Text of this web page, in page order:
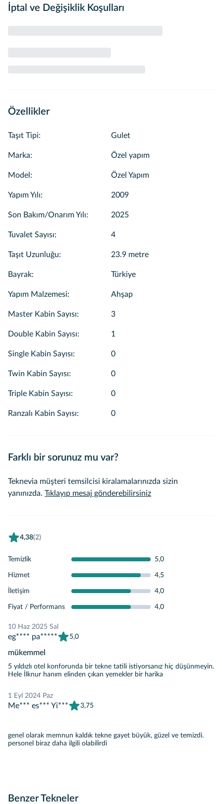
Kaptan, aşçı-gemici ve hostes olarak 3 personel
İptal ve Değişiklik Koşulları
Özellikler
Taşıt Tipi: Gulet
Marka: Özel yapım
Model : Özel Yapım
Yapım Yılı: 2009
Son Bakım/Onarım Yılı: 2025
Tuvalet Sayısı: 4
Taşıt Uzunluğu: 23.9 metre
Bayrak: Türkiye
Yapım Malzemesi: Ahşap
Master Kabin Sayısı: 3
Double Kabin Sayısı: 1
Single Kabin Sayısı: 0
Twin Kabin Sayısı: 0
Triple Kabin Sayısı: 0
Ranzalı Kabin Sayısı: 0
Farklı bir sorunuz mu var?
Teknevia müşteri temsilcisi kiralamalarınızda sizin
yanınızda. Tıklayıp mesaj gönderebilirsiniz
4,38(2)
Temizlik 5,0
Hizmet 4,5
İletişim 4,0
Fiyat / Performans 4,0
eg**** pa***** 5,0
10 Haz 2025 Sal
mükemmel
5 yıldızlı otel konforunda bir tekne tatili istiyorsanız hiç düşünmeyin.
Hele İlknur hanım elinden çıkan yemekler bir harika
Me*** es*** Yi*** 3,75
1 Eyl 2024 Paz
genel olarak memnun kaldık tekne gayet büyük, güzel ve temizdi.
personel biraz daha ilgili olabilirdi
Benzer Tekneler